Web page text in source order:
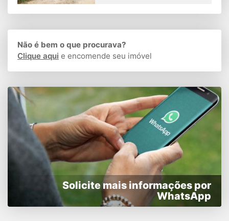
Não é bem o que procurava?
Clique aqui e encomende seu imóvel
Solicite mais informações por
WhatsApp